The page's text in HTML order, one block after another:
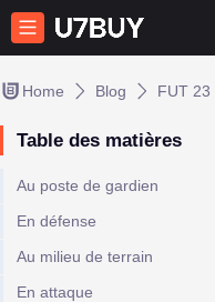
Home Blog FUT 23
Table des matières
Au poste de gardien
En défense
Au milieu de terrain
En attaque